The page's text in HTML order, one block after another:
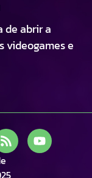
de abrir a
videogames e